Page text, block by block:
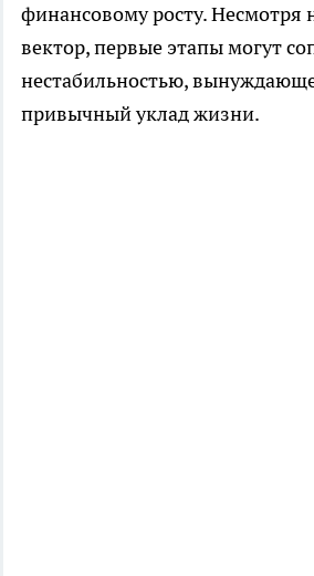
финансовому росту. Несмотря
вектор, первые этапы могут
нестабильностью,
привычный уклад жизни.